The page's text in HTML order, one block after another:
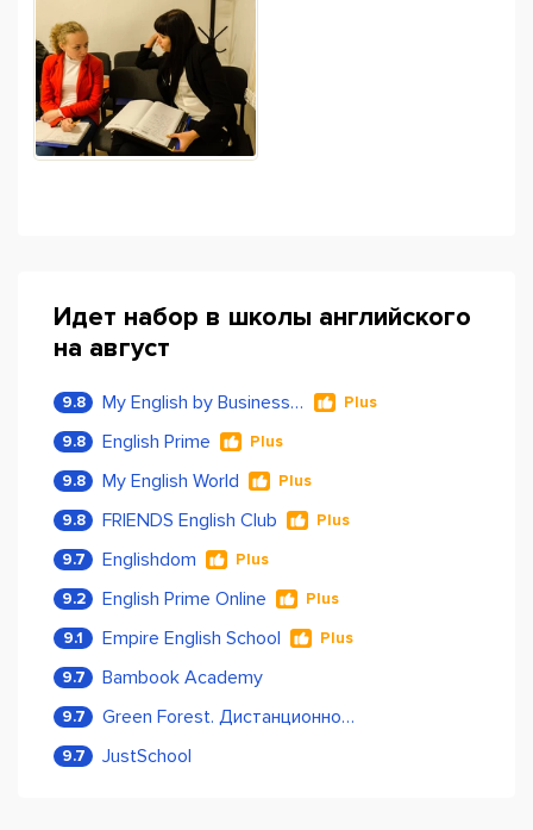
Идет набор в школы английского
на август
9.8 My English by Business Language Plus
9.8 English Prime Plus
9.8 My English World Plus
9.8 FRIENDS English Club Plus
9.7 Englishdom Plus
9.2 English Prime Online Plus
9.1 Empire English School Plus
9.7 Bambook Academy
9.7 Green Forest. Дистанционное обучение
9.7 JustSchool